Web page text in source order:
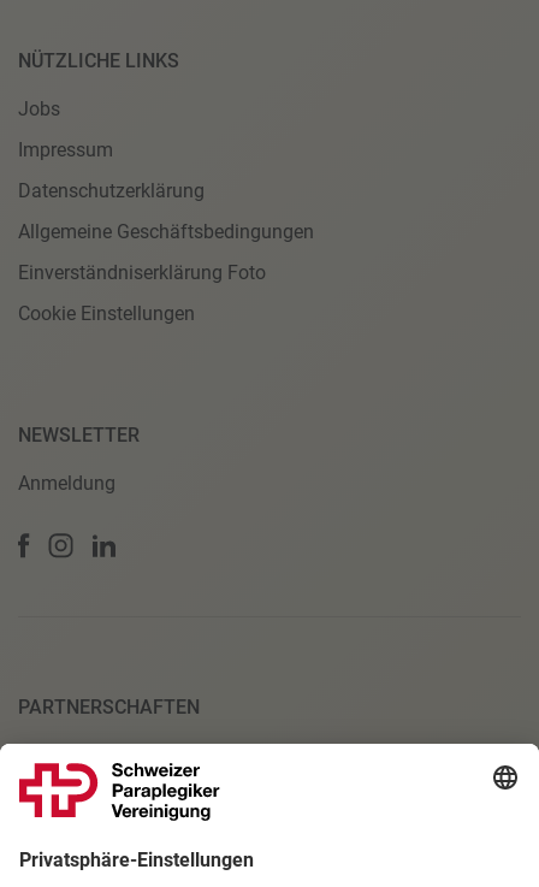
NÜTZLICHE LINKS
Jobs
Impressum
Datenschutzerklärung
Allgemeine Geschäftsbedingungen
Einverständniserklärung Foto
Cookie Einstellungen
NEWSLETTER
Anmeldung
PARTNERSCHAFTEN